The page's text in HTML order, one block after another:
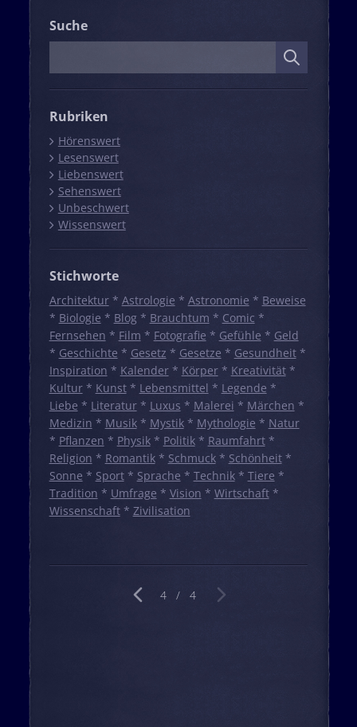
Suche
Suche
Rubriken
Hörenswert
Lesenswert
Liebenswert
Sehenswert
Unbeschwert
Wissenswert
Stichworte
Architektur* Astrologie * Astronomie * Beweise
* Biologie * Blog* Brauchtum * Comic *
Fernsehen * Film * Fotografie * Gefühle * Geld
* Geschichte * Gesetz * Gesetze * Gesundheit*
Inspiration * Kalender* Körper* Kreativität*
Kultur* Kunst* Lebensmittel * Legende *
Liebe * Literatur* Luxus * Malerei * Märchen *
Medizin * Musik* Mystik* Mythologie * Natur
* Pflanzen * Physik* Politik* Raumfahrt*
Religion * Romantik* Schmuck* Schönheit*
Sonne * Sport* Sprache * Technik* Tiere *
Tradition * Umfrage * Vision * Wirtschaft*
Wissenschaft* Zivilisation
vorherige Seite
4 / 4